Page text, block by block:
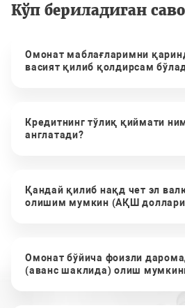
Кўп бериладиган
Омонат маблағларимни
васият қилиб қолдирсам
Кредитнинг тўлиқ қиймати
англатади?
Қандай қилиб нақд чет эл
олишим мумкин (АҚШ
Омонат бўйича фоизли
(аванс шаклида) олиш